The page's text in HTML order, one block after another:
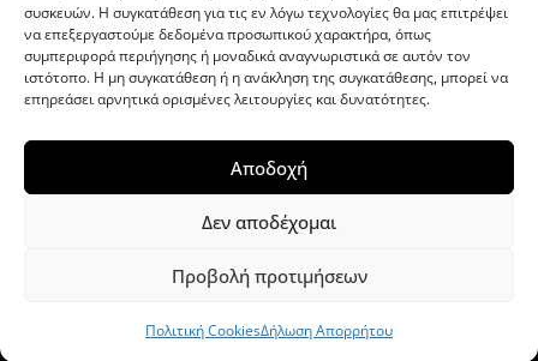
συσκευών. Η συγκατάθεση για τις εν λόγω τεχνολογίες θα μας επιτρέψει
να επεξεργαστούμε δεδομένα προσωπικού χαρακτήρα, όπως
συμπεριφορά περιήγησης ή μοναδικά αναγνωριστικά σε αυτόν τον
ιστότοπο. Η μη συγκατάθεση ή η ανάκληση της συγκατάθεσης, μπορεί να
επηρεάσει αρνητικά ορισμένες λειτουργίες και δυνατότητες.
Αποδοχή
Δεν αποδέχομαι
Προβολή προτιμήσεων
Πολιτική CookiesΔήλωση Απορρήτου
G-point.gr
WordPress Theme|Viral Newsby HashThemes